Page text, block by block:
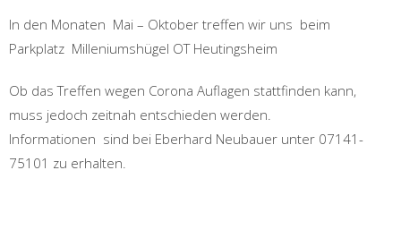
In den Monaten Mai – Oktober treffen wir uns beim
Parkplatz Milleniumshügel OT Heutingsheim
Ob das Treffen wegen Corona Auflagen stattfinden kann,
muss jedoch zeitnah entschieden werden.
Informationen sind bei Eberhard Neubauer unter 07141-
75101 zu erhalten.